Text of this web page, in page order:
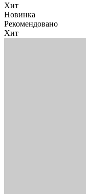
Хит
Новинка
Рекомендовано
Хит